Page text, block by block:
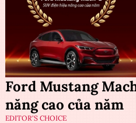
Ford Mustang
năng cao của năm
EDITOR'S CHOICE